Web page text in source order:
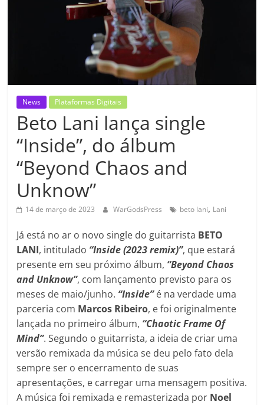
News Plataformas Digitais
Beto Lani lança single
“Inside”, do álbum
“Beyond Chaos and
Unknow”
14 de março de 2023 WarGodsPress beto lani, Lani
Já está no ar o novo single do guitarrista BETO
LANI, intitulado “Inside (2023 remix)”, que estará
presente em seu próximo álbum, “Beyond Chaos
and Unknow”, com lançamento previsto para os
meses de maio/junho. “Inside”é na verdade uma
parceria com Marcos Ribeiro, e foi originalmente
lançada no primeiro álbum, “Chaotic Frame Of
Mind”. Segundo o guitarrista, a ideia de criar uma
versão remixada da música se deu pelo fato dela
sempre ser o encerramento de suas
apresentações, e carregar uma mensagem positiva.
A música foi remixada e remasterizada por Noel